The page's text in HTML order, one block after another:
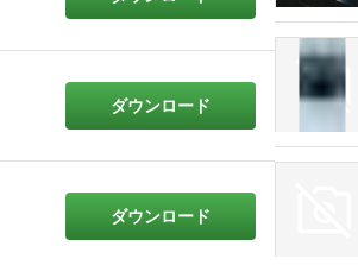
ダウンロード
ダウンロード